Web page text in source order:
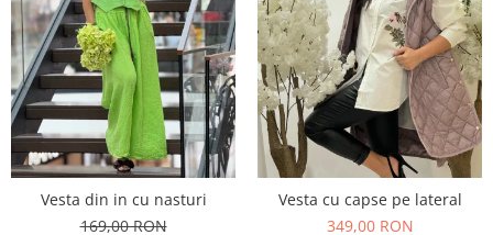
Vesta din in cu nasturi
169,00 RON
Vesta cu capse pe lateral
349,00 RON